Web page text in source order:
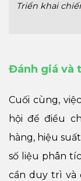
Triển khai
Đánh giá và
Cuối cùng,
hội để điều
hàng, hiệu
số liệu phân
cần duy trì và